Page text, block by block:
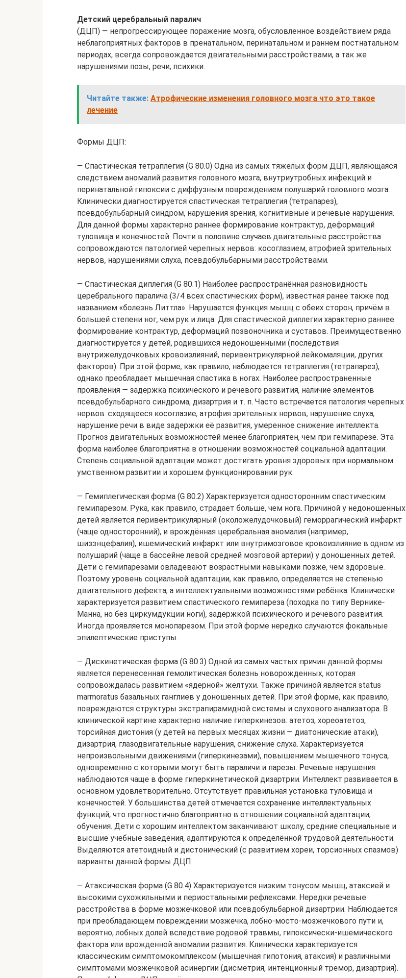
Детский церебральный паралич
(ДЦП) — непрогрессирующее поражение мозга, обусловленное воздействием ряда
неблагоприятных факторов в пренатальном, перинатальном и раннем постнатальном
периодах, всегда сопровождается двигательными расстройствами, а так же
нарушениями позы, речи, психики.
Читайте также: Атрофические изменения головного мозга что это такое
лечение
Формы ДЦП:
— Спастическая тетраплегия (G 80.0) Одна из самых тяжелых форм ДЦП, являющаяся
следствием аномалий развития головного мозга, внутриутробных инфекций и
перинатальной гипоксии с диффузным повреждением полушарий головного мозга.
Клинически диагностируется спастическая тетраплегия (тетрапарез),
псевдобульбарный синдром, нарушения зрения, когнитивные и речевые нарушения.
Для данной формы характерно раннее формирование контрактур, деформаций
туловища и конечностей. Почти в половине случаев двигательные расстройства
сопровождаются патологией черепных нервов: косоглазием, атрофией зрительных
нервов, нарушениями слуха, псевдобульбарными расстройствами.
— Спастическая диплегия (G 80.1) Наиболее распространённая разновидность
церебрального паралича (3/4 всех спастических форм), известная ранее также под
названием «болезнь Литтла». Нарушается функция мышц с обеих сторон, причём в
большей степени ног, чем рук и лица. Для спастической диплегии характерно раннее
формирование контрактур, деформаций позвоночника и суставов. Преимущественно
диагностируется у детей, родившихся недоношенными (последствия
внутрижелудочковых кровоизлияний, перивентрикулярной лейкомаляции, других
факторов). При этой форме, как правило, наблюдается тетраплегия (тетрапарез),
однако преобладает мышечная спастика в ногах. Наиболее распространенные
проявления — задержка психического и речевого развития, наличие элементов
псевдобульбарного синдрома, дизартрия и т. п. Часто встречается патология черепных
нервов: сходящееся косоглазие, атрофия зрительных нервов, нарушение слуха,
нарушение речи в виде задержки её развития, умеренное снижение интеллекта.
Прогноз двигательных возможностей менее благоприятен, чем при гемипарезе. Эта
форма наиболее благоприятна в отношении возможностей социальной адаптации.
Степень социальной адаптации может достигать уровня здоровых при нормальном
умственном развитии и хорошем функционировании рук.
— Гемиплегическая форма (G 80.2) Характеризуется односторонним спастическим
гемипарезом. Рука, как правило, страдает больше, чем нога. Причиной у недоношенных
детей является перивентрикулярный (околожелудочковый) геморрагический инфаркт
(чаще односторонний), и врождённая церебральная аномалия (например,
шизэнцефалия), ишемический инфаркт или внутримозговое кровоизлияние в одном из
полушарий (чаще в бассейне левой средней мозговой артерии) у доношенных детей.
Дети с гемипарезами овладевают возрастными навыками позже, чем здоровые.
Поэтому уровень социальной адаптации, как правило, определяется не степенью
двигательного дефекта, а интеллектуальными возможностями ребёнка. Клинически
характеризуется развитием спастического гемипареза (походка по типу Вернике-
Манна, но без циркумдукции ноги), задержкой психического и речевого развития.
Иногда проявляется монопарезом. При этой форме нередко случаются фокальные
эпилептические приступы.
— Дискинетическая форма (G 80.3) Одной из самых частых причин данной формы
является перенесенная гемолитическая болезнь новорожденных, которая
сопровождалась развитием «ядерной» желтухи. Также причиной является status
marmoratus базальных ганглиев у доношенных детей. При этой форме, как правило,
повреждаются структуры экстрапирамидной системы и слухового анализатора. В
клинической картине характерно наличие гиперкинезов: атетоз, хореоатетоз,
торсийная дистония (у детей на первых месяцах жизни — диатонические атаки),
дизартрия, глазодвигательные нарушения, снижение слуха. Характеризуется
непроизвольными движениями (гиперкинезами), повышением мышечного тонуса,
одновременно с которыми могут быть параличи и парезы. Речевые нарушения
наблюдаются чаще в форме гиперкинетической дизартрии. Интеллект развивается в
основном удовлетворительно. Отсутствует правильная установка туловища и
конечностей. У большинства детей отмечается сохранение интеллектуальных
функций, что прогностично благоприятно в отношении социальной адаптации,
обучения. Дети с хорошим интеллектом заканчивают школу, средние специальные и
высшие учебные заведения, адаптируются к определённой трудовой деятельности.
Выделяются атетоидный и дистонический (с развитием хореи, торсионных спазмов)
варианты данной формы ДЦП.
— Атаксическая форма (G 80.4) Характеризуется низким тонусом мышц, атаксией и
высокими сухожильными и периостальными рефлексами. Нередки речевые
расстройства в форме мозжечковой или псевдобульбарной дизартрии. Наблюдается
при преобладающем повреждении мозжечка, лобно-мосто-мозжечкового пути и,
вероятно, лобных долей вследствие родовой травмы, гипоксически-ишемического
фактора или врожденной аномалии развития. Клинически характеризуется
классическим симптомокомплексом (мышечная гипотония, атаксия) и различными
симптомами мозжечковой асинергии (дисметрия, интенционный тремор, дизартрия).